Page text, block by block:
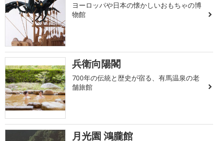
ヨーロッパや日本の懐かしいおもちゃの博
物館
兵衛向陽閣
700年の伝統と歴史が宿る、有馬温泉の老
舗旅館
月光園 鴻朧館